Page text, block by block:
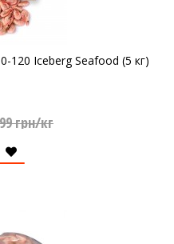
120 Iceberg Seafood (5 кг)
грн/кг